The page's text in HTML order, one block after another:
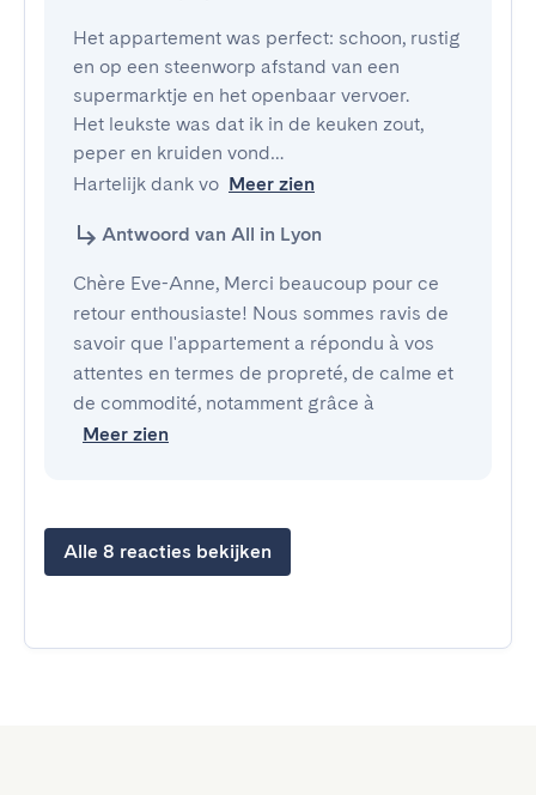
Het appartement was perfect: schoon, rustig
en op een steenworp afstand van een
supermarktje en het openbaar vervoer.
Het leukste was dat ik in de keuken zout,
peper en kruiden vond…
Hartelijk dank vo Meer zien
Antwoord van All in Lyon
Chère Eve-Anne, Merci beaucoup pour ce
retour enthousiaste! Nous sommes ravis de
savoir que l'appartement a répondu à vos
attentes en termes de propreté, de calme et
de commodité, notamment grâce à
Meer zien
Alle 8 reacties bekijken